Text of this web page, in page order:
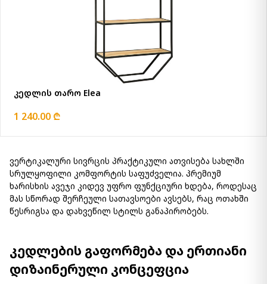
კედლის თარო Elea
1 240.00 ₾
ვერტიკალური სივრცის პრაქტიკული ათვისება სახლში
სრულყოფილი კომფორტის საფუძველია. პრემიუმ
ხარისხის ავეჯი კიდევ უფრო ფუნქციური ხდება, როდესაც
მას სწორად შერჩეული სათავსოები ავსებს, რაც ოთახში
წესრიგსა და დახვეწილ სტილს განაპირობებს.
კედლების გაფორმება და ერთიანი
დიზაინერული კონცეფცია